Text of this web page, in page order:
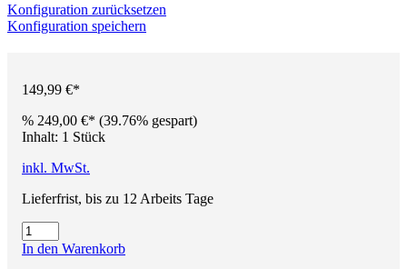
Konfiguration zurücksetzen
Konfiguration speichern
149,99 €*
% 249,00 €* (39.76% gespart)
Inhalt: 1 Stück
inkl. MwSt.
Lieferfrist, bis zu 12 Arbeits Tage
In den Warenkorb